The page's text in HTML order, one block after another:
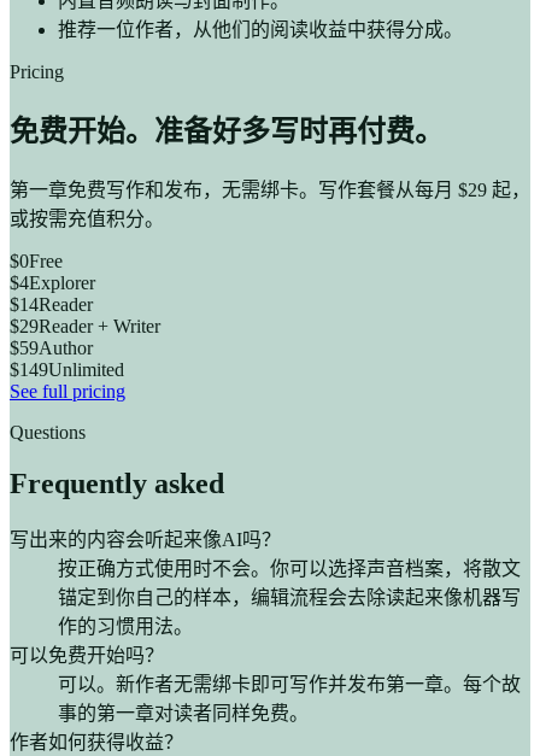
推荐一位作者，从他们的阅读收益中获得分成。
Pricing
免费开始。准备好多写时再付费。
第一章免费写作和发布，无需绑卡。写作套餐从每月 $29 起，
或按需充值积分。
$0Free
$4Explorer
$14Reader
$29Reader + Writer
$59Author
$149Unlimited
See full pricing
Questions
Frequently asked
写出来的内容会听起来像AI吗？
按正确方式使用时不会。你可以选择声音档案，将散文
锚定到你自己的样本，编辑流程会去除读起来像机器写
作的习惯用法。
可以免费开始吗？
可以。新作者无需绑卡即可写作并发布第一章。每个故
事的第一章对读者同样免费。
作者如何获得收益？